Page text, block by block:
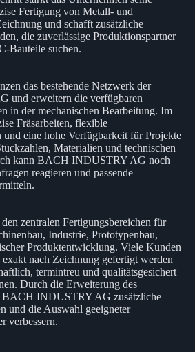
Fertigung von Metall- und
und schafft zusätzliche
die zuverlässige Produktionspartner
Bauteile suchen.
das bestehende Netzwerk der
und erweitern die verfügbaren
in der mechanischen Bearbeitung. Im
Fräsarbeiten, flexible
und eine hohe Verfügbarkeit für Projekte
Materialien und technischen
kann BACH INDUSTRY AG noch
reagieren und passende
zentralen Fertigungsbereichen für
Industrie, Prototypenbau,
Produktentwicklung. Viele Kunden
nach Zeichnung gefertigt werden
termintreu und qualitätsgesichert
Durch die Erweiterung des
BACH INDUSTRY AG zusätzliche
und die Auswahl geeigneter
verbessern.